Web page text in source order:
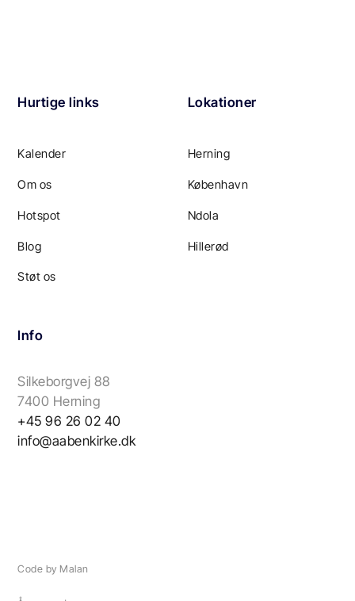
Hurtige links
Kalender
Om os
Hotspot
Blog
Støt os
Lokationer
Herning
København
Ndola
Hillerød
Info
Silkeborgvej 88
7400 Herning
+45 96 26 02 40
info@aabenkirke.dk
Code by Malan